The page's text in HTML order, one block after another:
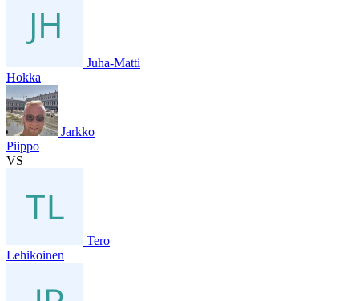
Juha-Matti
Hokka
Jarkko
Piippo
VS
Tero
Lehikoinen